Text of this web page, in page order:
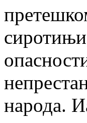
народа.